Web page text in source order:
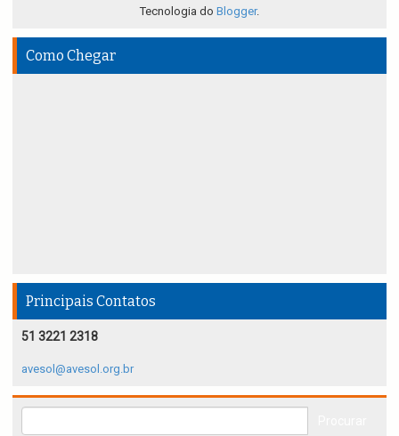
Tecnologia do Blogger.
Como Chegar
Principais Contatos
51 3221 2318
avesol@avesol.org.br